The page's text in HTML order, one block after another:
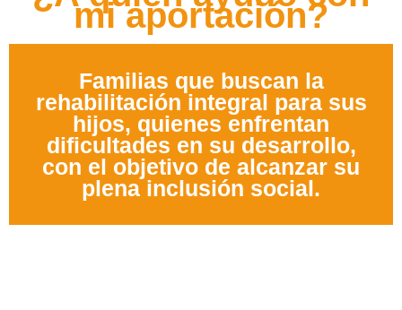
mi aportación?
Familias que buscan la
rehabilitación integral para sus
hijos, quienes enfrentan
dificultades en su desarrollo,
con el objetivo de alcanzar su
plena inclusión social.